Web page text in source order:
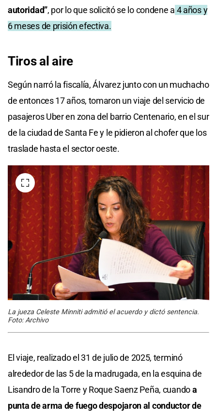
autoridad”, por lo que solicitó se lo condene a 4 años y
6 meses de prisión efectiva.
Tiros al aire
Según narró la fiscalía, Álvarez junto con un muchacho
de entonces 17 años, tomaron un viaje del servicio de
pasajeros Uber en zona del barrio Centenario, en el sur
de la ciudad de Santa Fe y le pidieron al chofer que los
traslade hasta el sector oeste.
La jueza Celeste Minniti admitió el acuerdo y dictó sentencia.
Foto: Archivo
El viaje, realizado el 31 de julio de 2025, terminó
alrededor de las 5 de la madrugada, en la esquina de
Lisandro de la Torre y Roque Saenz Peña, cuandoa
punta de arma de fuego despojaron al conductor de